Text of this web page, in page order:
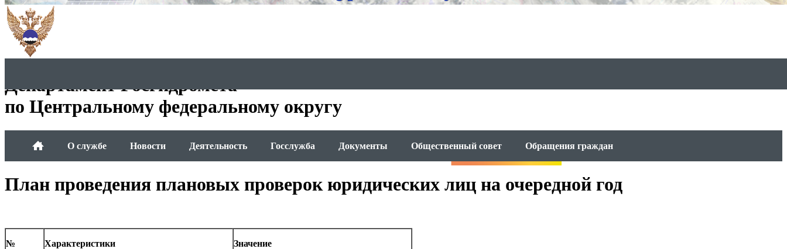
Департамент Росгидромета
по Центральному федеральному округу
О службе Новости Деятельность Госслужба Документы Общественный совет Обращения граждан
План проведения плановых проверок юридических лиц на очередной год
№ Характеристики Значение